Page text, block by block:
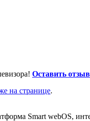
Оставить
на странице.
Smart webOS,